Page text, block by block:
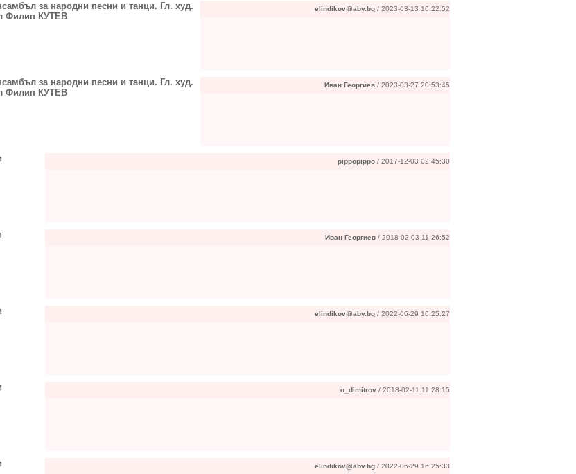
за народни песни и танци. Гл. худ.
Филип КУТЕВ
elindikov@abv.bg / 2023-03-13 16:22:52
за народни песни и танци. Гл. худ.
Филип КУТЕВ
Иван Георгиев / 2023-03-27 20:53:45
pippopippo / 2017-12-03 02:45:30
Иван Георгиев / 2018-02-03 11:26:52
elindikov@abv.bg / 2022-06-29 16:25:27
o_dimitrov / 2018-02-11 11:28:15
elindikov@abv.bg / 2022-06-29 16:25:33